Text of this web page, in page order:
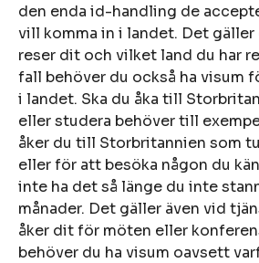
den enda id-handling de
vill komma in i landet. Det
reser dit och vilket land du har
fall behöver du också ha visum
i landet. Ska du åka till
eller studera behöver till
åker du till Storbritannien som
eller för att besöka någon du
inte ha det så länge du inte
månader. Det gäller även vid
åker dit för möten eller
behöver du ha visum oavsett